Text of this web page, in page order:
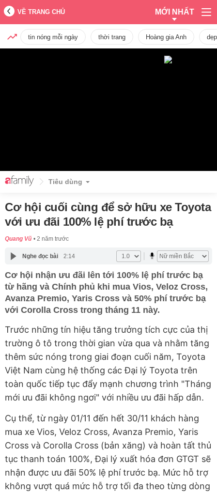
VỀ TRANG CHỦ MỚI NHẤT
tin nóng mỗi ngày thời trang Hoàng gia Anh dẹp
Tiêu dùng
Cơ hội cuối cùng để sở hữu xe Toyota
với ưu đãi 100% lệ phí trước bạ
Quang Vũ 2 năm trước
Nghe đọc bài 2:14
Cơ hội nhận ưu đãi lên tới 100% lệ phí trước bạ
từ hãng và Chính phủ khi mua Vios, Veloz Cross,
Avanza Premio, Yaris Cross và 50% phí trước bạ
với Corolla Cross trong tháng 11 này.
Trước những tín hiệu tăng trưởng tích cực của thị
trường ô tô trong thời gian vừa qua và nhằm tăng
thêm sức nóng trong giai đoạn cuối năm, Toyota
Việt Nam cùng hệ thống các Đại lý Toyota trên
toàn quốc tiếp tục đẩy mạnh chương trình "Tháng
mới ưu đãi không ngơi" với nhiều ưu đãi hấp dẫn.
Cụ thể, từ ngày 01/11 đến hết 30/11 khách hàng
mua xe Vios, Veloz Cross, Avanza Premio, Yaris
Cross và Corolla Cross (bản xăng) và hoàn tất thủ
tục thanh toán 100%, Đại lý xuất hóa đơn GTGT sẽ
nhận được ưu đãi 50% lệ phí trước bạ. Mức hỗ trợ
không vượt quá mức hỗ trợ tối đa theo từng dòng